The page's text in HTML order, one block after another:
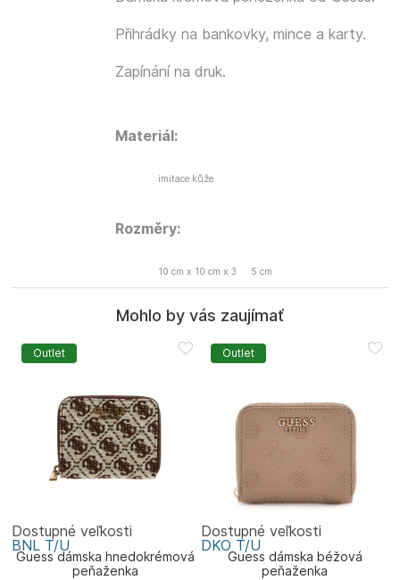
Přihrádky na bankovky, mince a karty.
Zapínání na druk.
Materiál:
imitace kůže
Rozměry:
10 cm x 10 cm x 3 5 cm
Mohlo by vás zaujímať
Outlet
Guess dámska hnedokrémová
peňaženka
Dostupné veľkosti
BNL T/U
Outlet
Guess dámska béžová
peňaženka
Dostupné veľkosti
DKO T/U